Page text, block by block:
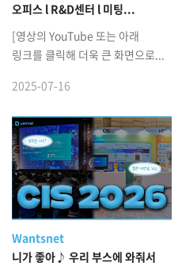
오피스 l R&D센터 l 미팅...
[영상의 YouTube 또는 아래
링크를 클릭해 더욱 큰 화면으로...
2025-07-16
Wantsnet
니가 좋아♪ 우리 부스에 와줘서